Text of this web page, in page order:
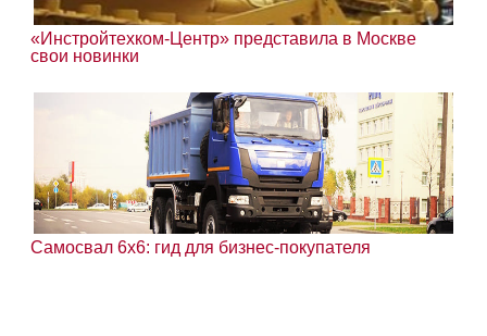
«Инстройтехком-Центр» представила в Москве
свои новинки
Самосвал 6х6: гид для бизнес-покупателя